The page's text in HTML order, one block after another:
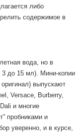
либо
содержимое в
вода, но в
3 до 15 мл). Мини-копии
выпускают
Versace, Burberry,
и многие
пробниками и
уверенно, и в курсе,